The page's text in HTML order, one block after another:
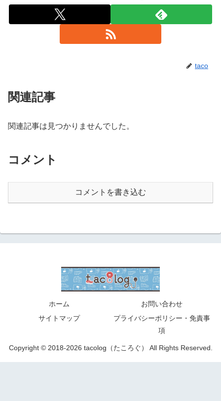
taco
関連記事
関連記事は見つかりませんでした。
コメント
コメントを書き込む
ホーム
お問い合わせ
サイトマップ
プライバシーポリシー・免責事
項
Copyright © 2018-2026 tacolog（たころぐ） All Rights Reserved.